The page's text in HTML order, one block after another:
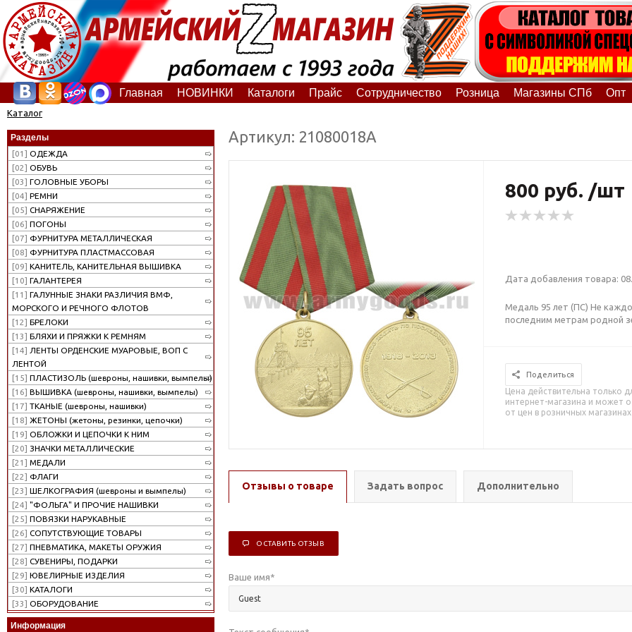
Главная НОВИНКИ Каталоги Прайс Сотрудничество Розница Магазины СПб Опт
Каталог
Разделы
[01] ОДЕЖДА
[02] ОБУВЬ
[03] ГОЛОВНЫЕ УБОРЫ
[04] РЕМНИ
[05] СНАРЯЖЕНИЕ
[06] ПОГОНЫ
[07] ФУРНИТУРА МЕТАЛЛИЧЕСКАЯ
[08] ФУРНИТУРА ПЛАСТМАССОВАЯ
[09] КАНИТЕЛЬ, КАНИТЕЛЬНАЯ ВЫШИВКА
[10] ГАЛАНТЕРЕЯ
[11] ГАЛУННЫЕ ЗНАКИ РАЗЛИЧИЯ ВМФ,
МОРСКОГО И РЕЧНОГО ФЛОТОВ
[12] БРЕЛОКИ
[13] БЛЯХИ И ПРЯЖКИ К РЕМНЯМ
[14] ЛЕНТЫ ОРДЕНСКИЕ МУАРОВЫЕ, ВОП С
ЛЕНТОЙ
[15] ПЛАСТИЗОЛЬ (шевроны, нашивки, вымпелы)
[16] ВЫШИВКА (шевроны, нашивки, вымпелы)
[17] ТКАНЫЕ (шевроны, нашивки)
[18] ЖЕТОНЫ (жетоны, резинки, цепочки)
[19] ОБЛОЖКИ И ЦЕПОЧКИ К НИМ
[20] ЗНАЧКИ МЕТАЛЛИЧЕСКИЕ
[21] МЕДАЛИ
[22] ФЛАГИ
[23] ШЕЛКОГРАФИЯ (шевроны и вымпелы)
[24] "ФОЛЬГА" И ПРОЧИЕ НАШИВКИ
[25] ПОВЯЗКИ НАРУКАВНЫЕ
[26] СОПУТСТВУЮЩИЕ ТОВАРЫ
[27] ПНЕВМАТИКА, МАКЕТЫ ОРУЖИЯ
[28] СУВЕНИРЫ, ПОДАРКИ
[29] ЮВЕЛИРНЫЕ ИЗДЕЛИЯ
[30] КАТАЛОГИ
[33] ОБОРУДОВАНИЕ
Информация
Артикул: 21080018А
800 руб. /шт
Дата добавления товара:
Медаль 95 лет (ПС) Не
последним метрам родной
Поделиться
Цена действительна только
интернет-магазина и может
от цен в розничных магазинах
Отзывы о товаре Задать вопрос Дополнительно
ОСТАВИТЬ ОТЗЫВ
Ваше имя*